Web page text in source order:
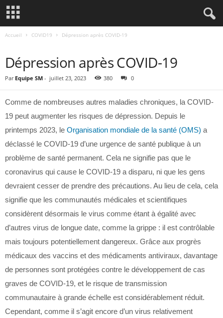
Accueil COVID19 Dépression après COVID-19
Dépression après COVID-19
Par Equipe SM - juillet 23, 2023 380 0
Comme de nombreuses autres maladies chroniques, la COVID-
19 peut augmenter les risques de dépression. Depuis le
printemps 2023, le Organisation mondiale de la santé (OMS) a
déclassé le COVID-19 d’une urgence de santé publique à un
problème de santé permanent. Cela ne signifie pas que le
coronavirus qui cause le COVID-19 a disparu, ni que les gens
devraient cesser de prendre des précautions. Au lieu de cela, cela
signifie que les communautés médicales et scientifiques
considèrent désormais le virus comme étant à égalité avec
d’autres virus de longue date, comme la grippe : il est contrôlable
mais toujours potentiellement dangereux. Grâce aux progrès
médicaux des vaccins et des médicaments antiviraux, davantage
de personnes sont protégées contre le développement de cas
graves de COVID-19, et le risque de transmission
communautaire à grande échelle est considérablement réduit.
Cependant, comme il s’agit encore d’un virus relativement